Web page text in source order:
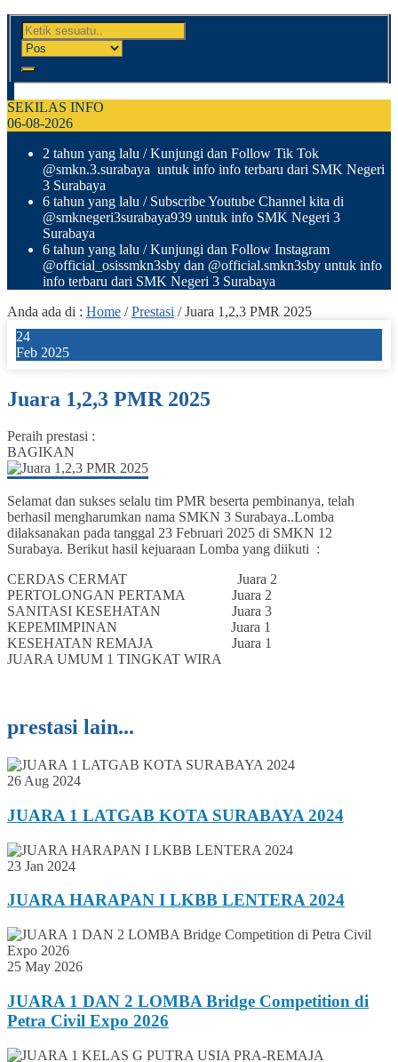
SEKILAS INFO
06-08-2026
2 tahun yang lalu / Kunjungi dan Follow Tik Tok
@smkn.3.surabaya untuk info info terbaru dari SMK Negeri
3 Surabaya
6 tahun yang lalu / Subscribe Youtube Channel kita di
@smknegeri3surabaya939 untuk info SMK Negeri 3
Surabaya
6 tahun yang lalu / Kunjungi dan Follow Instagram
@official_osissmkn3sby dan @official.smkn3sby untuk info
info terbaru dari SMK Negeri 3 Surabaya
Anda ada di : Home /Prestasi /Juara 1,2,3 PMR 2025
24
Feb 2025
Juara 1,2,3 PMR 2025
Peraih prestasi :
BAGIKAN
Selamat dan sukses selalu tim PMR beserta pembinanya, telah
berhasil mengharumkan nama SMKN 3 Surabaya..Lomba
dilaksanakan pada tanggal 23 Februari 2025 di SMKN 12
Surabaya. Berikut hasil kejuaraan Lomba yang diikuti :
CERDAS CERMAT Juara 2
PERTOLONGAN PERTAMA Juara 2
SANITASI KESEHATAN Juara 3
KEPEMIMPINAN Juara 1
KESEHATAN REMAJA Juara 1
JUARA UMUM 1 TINGKAT WIRA
prestasi lain...
26 Aug 2024
JUARA 1 LATGAB KOTA SURABAYA 2024
23 Jan 2024
JUARA HARAPAN I LKBB LENTERA 2024
25 May 2026
JUARA 1 DAN 2 LOMBA Bridge Competition di
Petra Civil Expo 2026